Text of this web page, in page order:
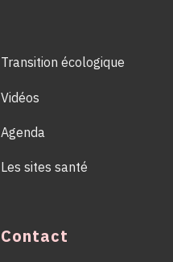
Transition écologique
Vidéos
Agenda
Les sites santé
Contact